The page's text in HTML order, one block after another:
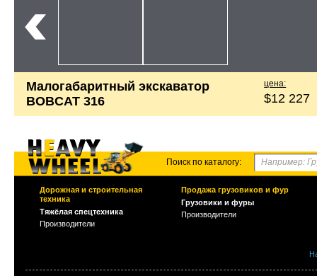
Малогабаритный экскаватор
BOBCAT 316
цена:
$12 227
Поиск по каталогу:
Дорожная и строительная
техника
Тяжёлая спецтехника
Производители
Продажа грузовиков и фур
Грузовики и фуры
Производители